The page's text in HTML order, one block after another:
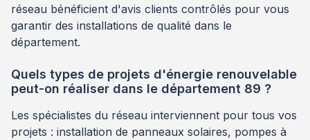
réseau bénéficient d'avis clients contrôlés pour vous
garantir des installations de qualité dans le
département.
Quels types de projets d'énergie renouvelable
peut-on réaliser dans le département 89 ?
Les spécialistes du réseau interviennent pour tous vos
projets : installation de panneaux solaires, pompes à